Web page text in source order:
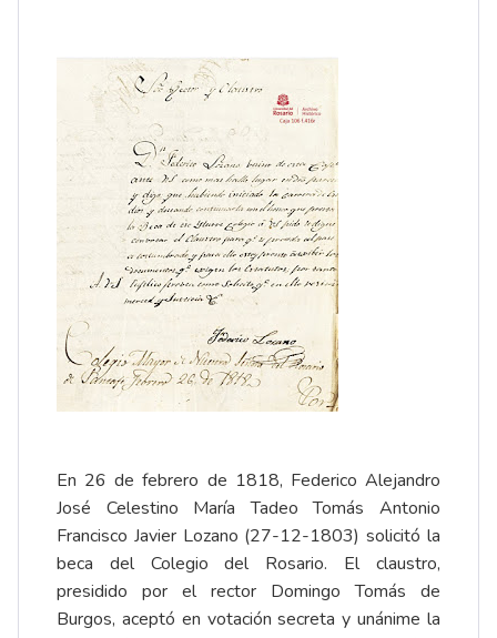
En 26 de febrero de 1818, Federico Alejandro
José Celestino María Tadeo Tomás Antonio
Francisco Javier Lozano (27-12-1803) solicitó la
beca del Colegio del Rosario. El claustro,
presidido por el rector Domingo Tomás de
Burgos, aceptó en votación secreta y unánime la